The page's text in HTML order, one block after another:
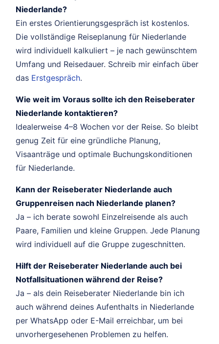
Niederlande?
Ein erstes Orientierungsgespräch ist kostenlos.
Die vollständige Reiseplanung für Niederlande
wird individuell kalkuliert – je nach gewünschtem
Umfang und Reisedauer. Schreib mir einfach über
das Erstgespräch.
Wie weit im Voraus sollte ich den Reiseberater
Niederlande kontaktieren?
Idealerweise 4–8 Wochen vor der Reise. So bleibt
genug Zeit für eine gründliche Planung,
Visaanträge und optimale Buchungskonditionen
für Niederlande.
Kann der Reiseberater Niederlande auch
Gruppenreisen nach Niederlande planen?
Ja – ich berate sowohl Einzelreisende als auch
Paare, Familien und kleine Gruppen. Jede Planung
wird individuell auf die Gruppe zugeschnitten.
Hilft der Reiseberater Niederlande auch bei
Notfallsituationen während der Reise?
Ja – als dein Reiseberater Niederlande bin ich
auch während deines Aufenthalts in Niederlande
per WhatsApp oder E-Mail erreichbar, um bei
unvorhergesehenen Problemen zu helfen.